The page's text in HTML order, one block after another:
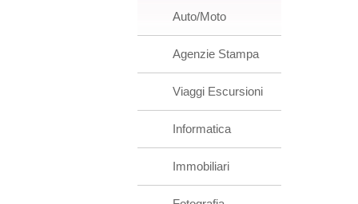
Auto/Moto
Agenzie Stampa
Viaggi Escursioni
Informatica
Immobiliari